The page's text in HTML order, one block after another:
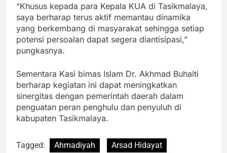
“Khusus kepada para Kepala KUA di Tasikmalaya,
saya berharap terus aktif memantau dinamika
yang berkembang di masyarakat sehingga setiap
potensi persoalan dapat segera diantisipasi,”
pungkasnya.
Sementara Kasi bimas Islam Dr. Akhmad Buhaiti
berharap kegiatan ini dapat meningkatkan
sinergitas dengan pemerintah daerah dalam
penguatan peran penghulu dan penyuluh di
kabupaten Tasikmalaya.
Tagged: Ahmadiyah
Arsad Hidayat